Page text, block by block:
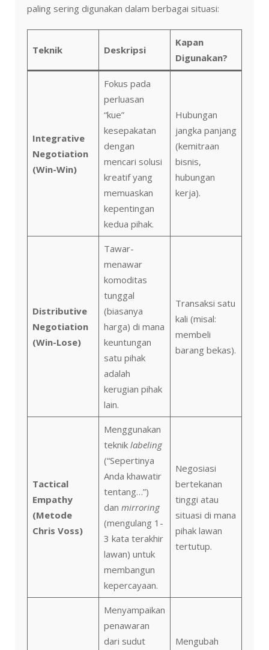
paling sering digunakan dalam berbagai situasi:
Teknik Deskripsi
Kapan
Digunakan?
Integrative
Negotiation
(Win-Win)
Fokus pada
perluasan
“kue”
kesepakatan
dengan
mencari solusi
kreatif yang
memuaskan
kepentingan
kedua pihak.
Hubungan
jangka panjang
(kemitraan
bisnis,
hubungan
kerja).
Distributive
Negotiation
(Win-Lose)
Tawar-
menawar
komoditas
tunggal
(biasanya
harga) di mana
keuntungan
satu pihak
adalah
kerugian pihak
lain.
Transaksi satu
kali (misal:
membeli
barang bekas).
Tactical
Empathy
(Metode
Chris Voss)
Menggunakan
teknik labeling
(“Sepertinya
Anda khawatir
tentang…”)
dan mirroring
(mengulang 1-
3 kata terakhir
lawan) untuk
membangun
kepercayaan.
Negosiasi
bertekanan
tinggi atau
situasi di mana
pihak lawan
tertutup.
Menyampaikan
penawaran
dari sudut
Mengubah